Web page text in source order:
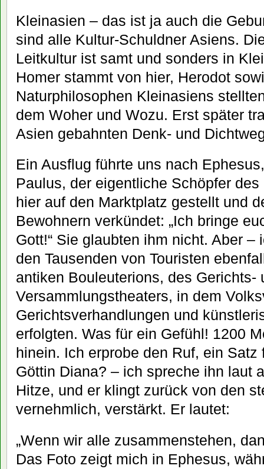
Kleinasien – das ist ja auch die
sind alle Kultur-Schuldner Asiens.
Leitkultur ist samt und sonders in
Homer stammt von hier, Herodot
Naturphilosophen Kleinasiens
dem Woher und Wozu. Erst später
Asien gebahnten Denk- und
Ein Ausflug führte uns nach
Paulus, der eigentliche Schöpfer
hier auf den Marktplatz gestellt und
Bewohnern verkündet: „Ich bringe
Gott!“ Sie glaubten ihm nicht. Aber –
den Tausenden von Touristen
antiken Bouleuterions, des Gerichts-
Versammlungstheaters, in dem
Gerichtsverhandlungen und
erfolgten. Was für ein Gefühl! 1200
hinein. Ich erprobe den Ruf, ein
Göttin Diana? – ich spreche ihn laut
Hitze, und er klingt zurück von den
vernehmlich, verstärkt. Er lautet:
„Wenn wir alle zusammenstehen,
Das Foto zeigt mich in Ephesus,